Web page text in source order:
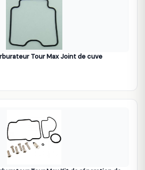
Tour Max Joint de cuve